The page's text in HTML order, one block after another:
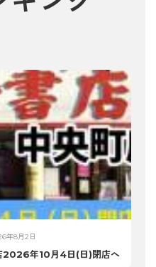
年8月2日
2026年10月4日(日)閉店へ